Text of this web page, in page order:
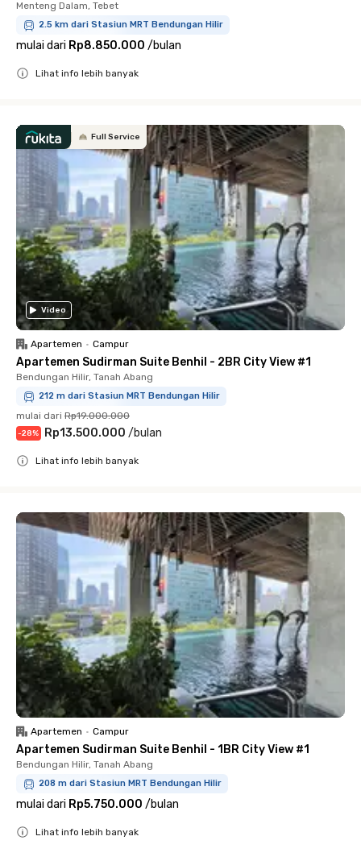
Menteng Dalam, Tebet
2.5 km dari Stasiun MRT Bendungan Hilir
mulai dari Rp8.850.000 /bulan
Lihat info lebih banyak
Full Service
Video
Apartemen • Campur
Apartemen Sudirman Suite Benhil - 2BR City View #1
Bendungan Hilir, Tanah Abang
212 m dari Stasiun MRT Bendungan Hilir
mulai dari Rp19.000.000
-28% Rp13.500.000 /bulan
Lihat info lebih banyak
Apartemen • Campur
Apartemen Sudirman Suite Benhil - 1BR City View #1
Bendungan Hilir, Tanah Abang
208 m dari Stasiun MRT Bendungan Hilir
mulai dari Rp5.750.000 /bulan
Lihat info lebih banyak